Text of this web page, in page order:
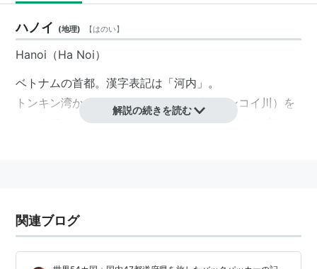
ハノイ (地理) 【はのい】
Hanoi（Ha Noi）
ベトナムの首都。漢字表記は「河内」。
トンキン湾から140キロぐらいホン川（ソンコイ川）を
さかのぼったところにある。人口ではホーチミン市に一
ドシナ戦争後は独立を果たしたベトナム民主共和国の首
都となった。
解説の続きを読む
関連ブログ